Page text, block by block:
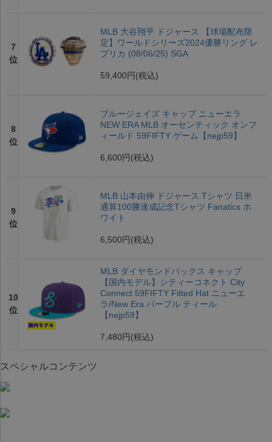
7
位
MLB 大谷翔平 ドジャース 【球場配布限
定】ワールドシリーズ2024優勝リング レ
プリカ (08/06/25) SGA
59,400円 (税込)
8
位
ブルージェイズ キャップ ニューエラ
NEW ERA MLB オーセンティック オンフ
ィールド 59FIFTY ゲーム【nejp59】
6,600円 (税込)
9
位
MLB 山本由伸 ドジャース Tシャツ 日米
通算100勝達成記念Tシャツ Fanatics ホ
ワイト
6,500円 (税込)
10
位
MLB ダイヤモンドバックス キャップ
【国内モデル】シティーコネクト City
Connect 59FIFTY Fitted Hat ニューエ
ラ/New Era パープル ティール
【nejp59】
7,480円 (税込)
スペシャルコンテンツ